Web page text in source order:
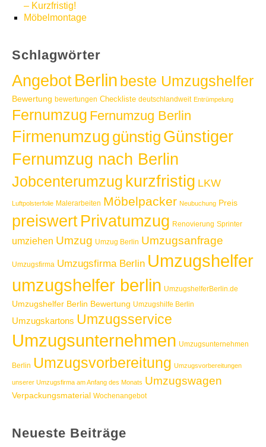
– Kurzfristig!
Möbelmontage
Schlagwörter
AngebotBerlin beste Umzugshelfer
Bewertung bewertungen Checkliste deutschlandweit Entrümpelung
Fernumzug Fernumzug Berlin
Firmenumzug günstig Günstiger
Fernumzug nach Berlin
Jobcenterumzug kurzfristig LKW
Luftpolsterfolie Malerarbeiten Möbelpacker Neubuchung Preis
preiswert Privatumzug Renovierung Sprinter
umziehen Umzug Umzug Berlin Umzugsanfrage
Umzugsfirma Umzugsfirma Berlin Umzugshelfer
umzugshelfer berlin UmzugshelferBerlin.de
Umzugshelfer Berlin Bewertung Umzugshilfe Berlin
Umzugskartons Umzugsservice
Umzugsunternehmen Umzugsunternehmen
Berlin Umzugsvorbereitung Umzugsvorbereitungen
unserer Umzugsfirma am Anfang des Monats Umzugswagen
Verpackungsmaterial Wochenangebot
Neueste Beiträge